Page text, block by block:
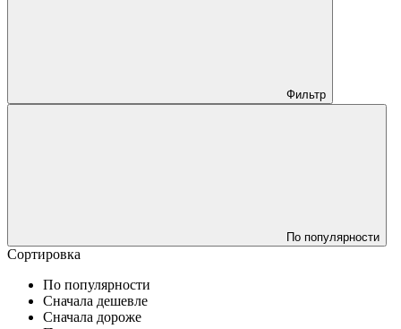
Фильтр
По популярности
Сортировка
По популярности
Сначала дешевле
Сначала дороже